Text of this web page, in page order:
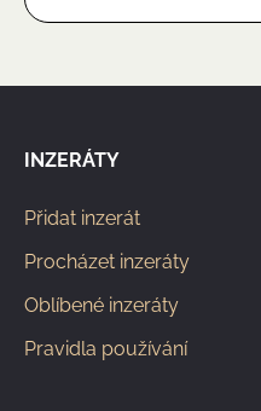
INZERÁTY
Přidat inzerát
Procházet inzeráty
Oblíbené inzeráty
Pravidla používání